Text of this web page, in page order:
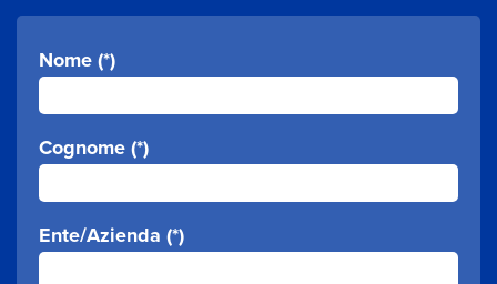
Nome (*)
Cognome (*)
Ente/Azienda (*)